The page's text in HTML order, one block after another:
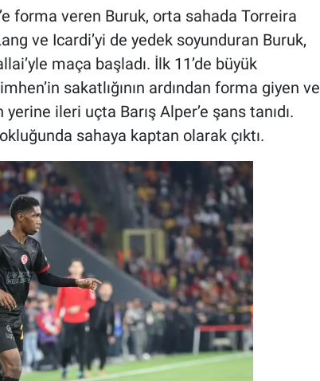
forma veren Buruk, orta sahada Torreira
ve Icardi’yi de yedek soyunduran Buruk,
maça başladı. İlk 11’de büyük
sakatlığının ardından forma giyen ve
ileri uçta Barış Alper’e şans tanıdı.
sahaya kaptan olarak çıktı.